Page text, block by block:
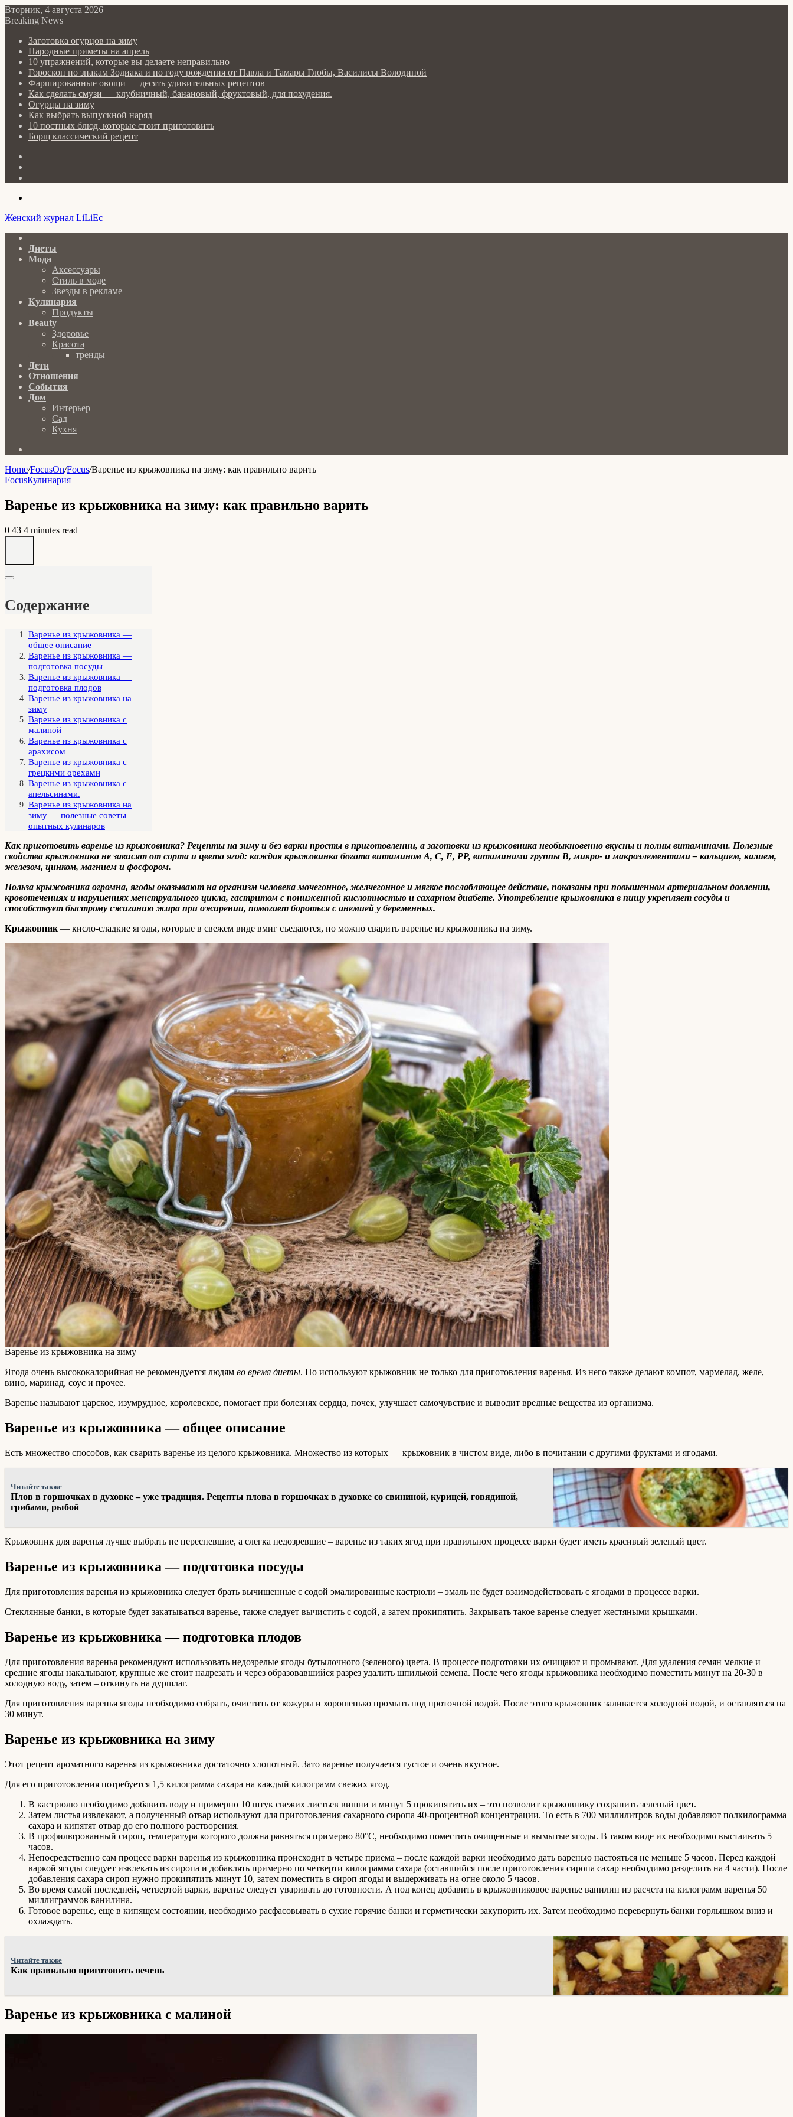
Вторник, 4 августа 2026
Breaking News
Заготовка огурцов на зиму
Народные приметы на апрель
10 упражнений, которые вы делаете неправильно
Гороскоп по знакам Зодиака и по году рождения от Павла и Тамары Глобы, Василисы Володиной
Фаршированные овощи — десять удивительных рецептов
Как сделать cмузи — клубничный, банановый, фруктовый, для похудения.
Огурцы на зиму
Как выбрать выпускной наряд
10 постных блюд, которые стоит приготовить
Борщ классический рецепт
Женский журнал LiLiEc
Диеты
Мода
Аксессуары
Стиль в моде
Звезды в рекламе
Кулинария
Продукты
Beauty
Здоровье
Красота
тренды
Дети
Отношения
События
Дом
Интерьер
Сад
Кухня
Home/FocusOn/Focus/Варенье из крыжовника на зиму: как правильно варить
FocusКулинария
Варенье из крыжовника на зиму: как правильно варить
0 43 4 minutes read
Содержание
Варенье из крыжовника —
общее описание
Варенье из крыжовника —
подготовка посуды
Варенье из крыжовника —
подготовка плодов
Варенье из крыжовника на
зиму
Варенье из крыжовника с
малиной
Варенье из крыжовника с
арахисом
Варенье из крыжовника с
грецкими орехами
Варенье из крыжовника с
апельсинами.
Варенье из крыжовника на
зиму — полезные советы
опытных кулинаров
Как приготовить варенье из крыжовника? Рецепты на зиму и без варки просты в приготовлении, а заготовки из крыжовника необыкновенно вкусны и полны витаминами. Полезные
свойства крыжовника не зависят от сорта и цвета ягод: каждая крыжовинка богата витамином А, С, Е, РР, витаминами группы В, микро- и макроэлементами – кальцием, калием,
железом, цинком, магнием и фосфором.
Польза крыжовника огромна, ягоды оказывают на организм человека мочегонное, желчегонное и мягкое послабляющее действие, показаны при повышенном артериальном давлении,
кровотечениях и нарушениях менструального цикла, гастритом с пониженной кислотностью и сахарном диабете. Употребление крыжовника в пищу укрепляет сосуды и
способствует быстрому сжиганию жира при ожирении, помогает бороться с анемией у беременных.
Крыжовник — кисло-сладкие ягоды, которые в свежем виде вмиг съедаются, но можно сварить варенье из крыжовника на зиму.
Варенье из крыжовника на зиму
Ягода очень высококалорийная не рекомендуется людям во время диеты. Но используют крыжовник не только для приготовления варенья. Из него также делают компот, мармелад, желе,
вино, маринад, соус и прочее.
Варенье называют царское, изумрудное, королевское, помогает при болезнях сердца, почек, улучшает самочувствие и выводит вредные вещества из организма.
Варенье из крыжовника — общее описание
Есть множество способов, как сварить варенье из целого крыжовника. Множество из которых — крыжовник в чистом виде, либо в почитании с другими фруктами и ягодами.
Читайте также
Плов в горшочках в духовке – уже традиция. Рецепты плова в горшочках в духовке со свининой, курицей, говядиной,
грибами, рыбой
Крыжовник для варенья лучше выбрать не переспевшие, а слегка недозревшие – варенье из таких ягод при правильном процессе варки будет иметь красивый зеленый цвет.
Варенье из крыжовника — подготовка посуды
Для приготовления варенья из крыжовника следует брать вычищенные с содой эмалированные кастрюли – эмаль не будет взаимодействовать с ягодами в процессе варки.
Стеклянные банки, в которые будет закатываться варенье, также следует вычистить с содой, а затем прокипятить. Закрывать такое варенье следует жестяными крышками.
Варенье из крыжовника — подготовка плодов
Для приготовления варенья рекомендуют использовать недозрелые ягоды бутылочного (зеленого) цвета. В процессе подготовки их очищают и промывают. Для удаления семян мелкие и
средние ягоды накалывают, крупные же стоит надрезать и через образовавшийся разрез удалить шпилькой семена. После чего ягоды крыжовника необходимо поместить минут на 20-30 в
холодную воду, затем – откинуть на дуршлаг.
Для приготовления варенья ягоды необходимо собрать, очистить от кожуры и хорошенько промыть под проточной водой. После этого крыжовник заливается холодной водой, и оставляться на
30 минут.
Варенье из крыжовника на зиму
Этот рецепт ароматного варенья из крыжовника достаточно хлопотный. Зато варенье получается густое и очень вкусное.
Для его приготовления потребуется 1,5 килограмма сахара на каждый килограмм свежих ягод.
В кастрюлю необходимо добавить воду и примерно 10 штук свежих листьев вишни и минут 5 прокипятить их – это позволит крыжовнику сохранить зеленый цвет.
Затем листья извлекают, а полученный отвар используют для приготовления сахарного сиропа 40-процентной концентрации. То есть в 700 миллилитров воды добавляют полкилограмма
сахара и кипятят отвар до его полного растворения.
В профильтрованный сироп, температура которого должна равняться примерно 80°С, необходимо поместить очищенные и вымытые ягоды. В таком виде их необходимо выстаивать 5
часов.
Непосредственно сам процесс варки варенья из крыжовника происходит в четыре приема – после каждой варки необходимо дать варенью настояться не меньше 5 часов. Перед каждой
варкой ягоды следует извлекать из сиропа и добавлять примерно по четверти килограмма сахара (оставшийся после приготовления сиропа сахар необходимо разделить на 4 части). После
добавления сахара сироп нужно прокипятить минут 10, затем поместить в сироп ягоды и выдерживать на огне около 5 часов.
Во время самой последней, четвертой варки, варенье следует уваривать до готовности. А под конец добавить в крыжовниковое варенье ванилин из расчета на килограмм варенья 50
миллиграммов ванилина.
Готовое варенье, еще в кипящем состоянии, необходимо расфасовывать в сухие горячие банки и герметически закупорить их. Затем необходимо перевернуть банки горлышком вниз и
охлаждать.
Читайте также
Как правильно приготовить печень
Варенье из крыжовника с малиной